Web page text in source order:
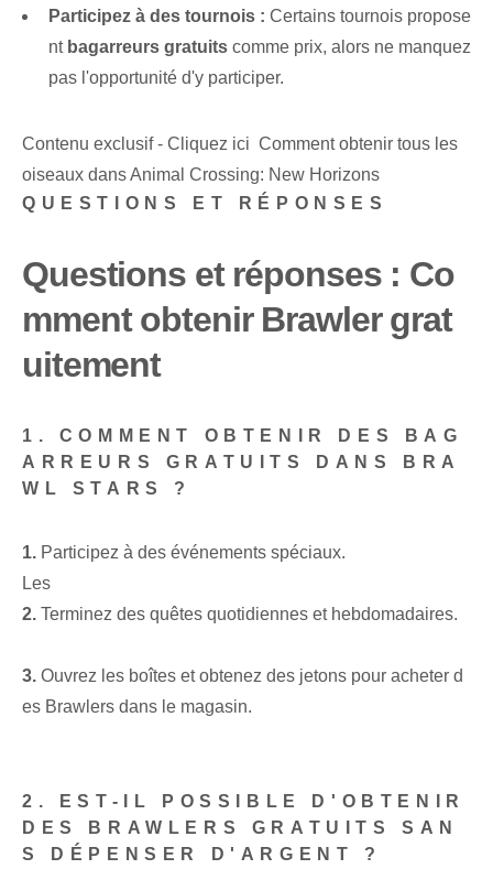
Participez à des tournois : Certains tournois propose
nt bagarreurs gratuits comme prix, alors⁢ ne manquez
pas‌ l'opportunité d'y participer.
Contenu exclusif - Cliquez ici Comment obtenir tous les
oiseaux dans Animal Crossing: New Horizons
QUESTIONS ET RÉPONSES
Questions et réponses : Co
mment obtenir Brawler grat
uitement
1. COMMENT OBTENIR DES BAG
ARREURS GRATUITS DANS BRA
WL ‌STARS ?
1. Participez à des événements spéciaux.
Les
2. Terminez des quêtes quotidiennes et hebdomadaires.
3. Ouvrez les boîtes et obtenez⁢ des jetons pour acheter d
es Brawlers dans le magasin.
2. EST-IL POSSIBLE D'OBTENIR
DES BRAWLERS GRATUITS SAN
S DÉPENSER D'ARGENT ?